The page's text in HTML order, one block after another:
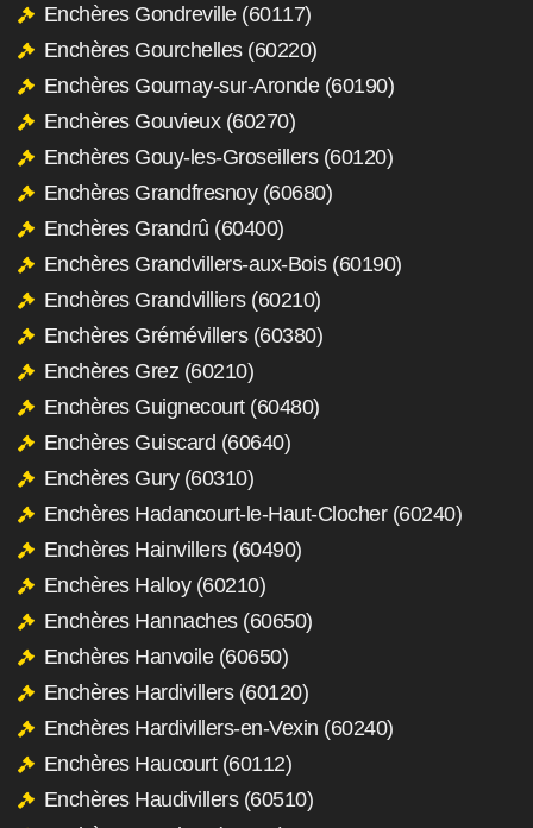
Enchères Gondreville (60117)
Enchères Gourchelles (60220)
Enchères Gournay-sur-Aronde (60190)
Enchères Gouvieux (60270)
Enchères Gouy-les-Groseillers (60120)
Enchères Grandfresnoy (60680)
Enchères Grandrû (60400)
Enchères Grandvillers-aux-Bois (60190)
Enchères Grandvilliers (60210)
Enchères Grémévillers (60380)
Enchères Grez (60210)
Enchères Guignecourt (60480)
Enchères Guiscard (60640)
Enchères Gury (60310)
Enchères Hadancourt-le-Haut-Clocher (60240)
Enchères Hainvillers (60490)
Enchères Halloy (60210)
Enchères Hannaches (60650)
Enchères Hanvoile (60650)
Enchères Hardivillers (60120)
Enchères Hardivillers-en-Vexin (60240)
Enchères Haucourt (60112)
Enchères Haudivillers (60510)